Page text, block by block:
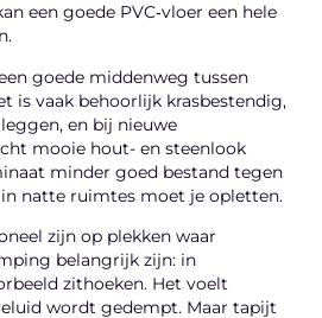
een goede PVC‑vloer een hele
goede middenweg tussen
is vaak behoorlijk krasbestendig,
en bij nieuwe
mooie hout- en steenlook
minder goed bestand tegen
natte ruimtes moet je opletten.
zijn op plekken waar
belangrijk zijn: in
zithoeken. Het voelt
wordt gedempt. Maar tapijt